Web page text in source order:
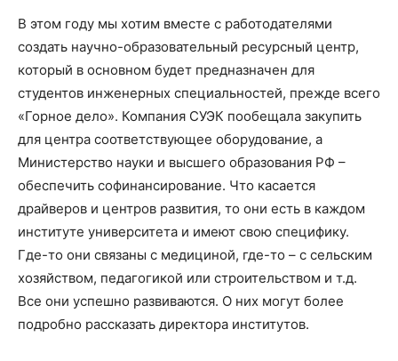
В этом году мы хотим вместе с работодателями
создать научно-образовательный ресурсный центр,
который в основном будет предназначен для
студентов инженерных специальностей, прежде всего
«Горное дело». Компания СУЭК пообещала закупить
для центра соответствующее оборудование, а
Министерство науки и высшего образования РФ –
обеспечить софинансирование. Что касается
драйверов и центров развития, то они есть в каждом
институте университета и имеют свою специфику.
Где-то они связаны с медициной, где-то – с сельским
хозяйством, педагогикой или строительством и т.д.
Все они успешно развиваются. О них могут более
подробно рассказать директора институтов.